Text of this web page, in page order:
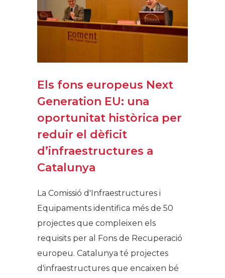
Els fons europeus Next
Generation EU: una
oportunitat històrica per
reduir el dèficit
d’infraestructures a
Catalunya
La Comissió d'Infraestructures i
Equipaments identifica més de 50
projectes que compleixen els
requisits per al Fons de Recuperació
europeu. Catalunya té projectes
d'infraestructures que encaixen bé